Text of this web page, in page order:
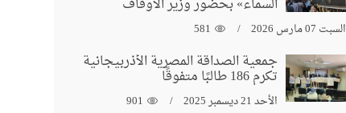
السماء» بحضور وزير الأوقاف
السبت 07 مارس 2026 581
جمعية الصداقة المصرية الأذربيجانية
تكرم 186 طالبًا متفوقًا
الأحد 21 ديسمبر 2025 901